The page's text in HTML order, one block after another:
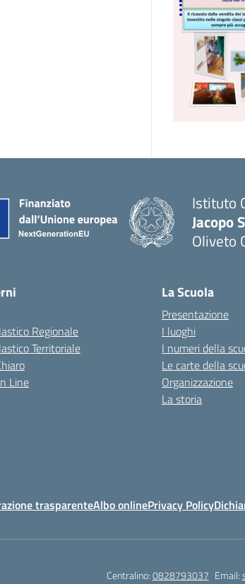
Istituto
Jacopo
Oliveto
Regionale
Territoriale
Line
La Scuola
Presentazione
I luoghi
I numeri della
Le carte della
Organizzazione
La storia
trasparenteAlbo onlinePrivacy Policy
Centralino:0828793037 Email: